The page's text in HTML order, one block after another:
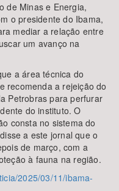
de Minas e Energia,
o presidente do Ibama,
mediar a relação entre
um avanço na
a área técnica do
recomenda a rejeição do
Petrobras para perfurar
do instituto. O
consta no sistema do
a este jornal que o
de março, com a
à fauna na região.
2025/03/11/ibama-